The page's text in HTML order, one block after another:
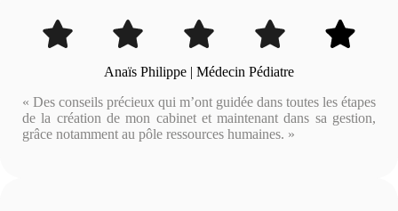
Anaïs Philippe | Médecin Pédiatre
« Des conseils précieux qui m’ont guidée dans toutes les étapes
de la création de mon cabinet et maintenant dans sa gestion,
grâce notamment au pôle ressources humaines. »